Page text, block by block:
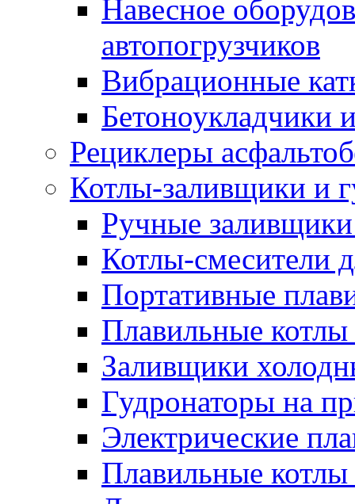
Навесное
автопогрузчиков
Вибрационные
Бетоноукладчики
Рециклеры
Котлы-заливщики и
Ручные заливщики
Котлы-смесители
Портативные
Плавильные
Заливщики
Гудронаторы на
Электрические
Плавильные